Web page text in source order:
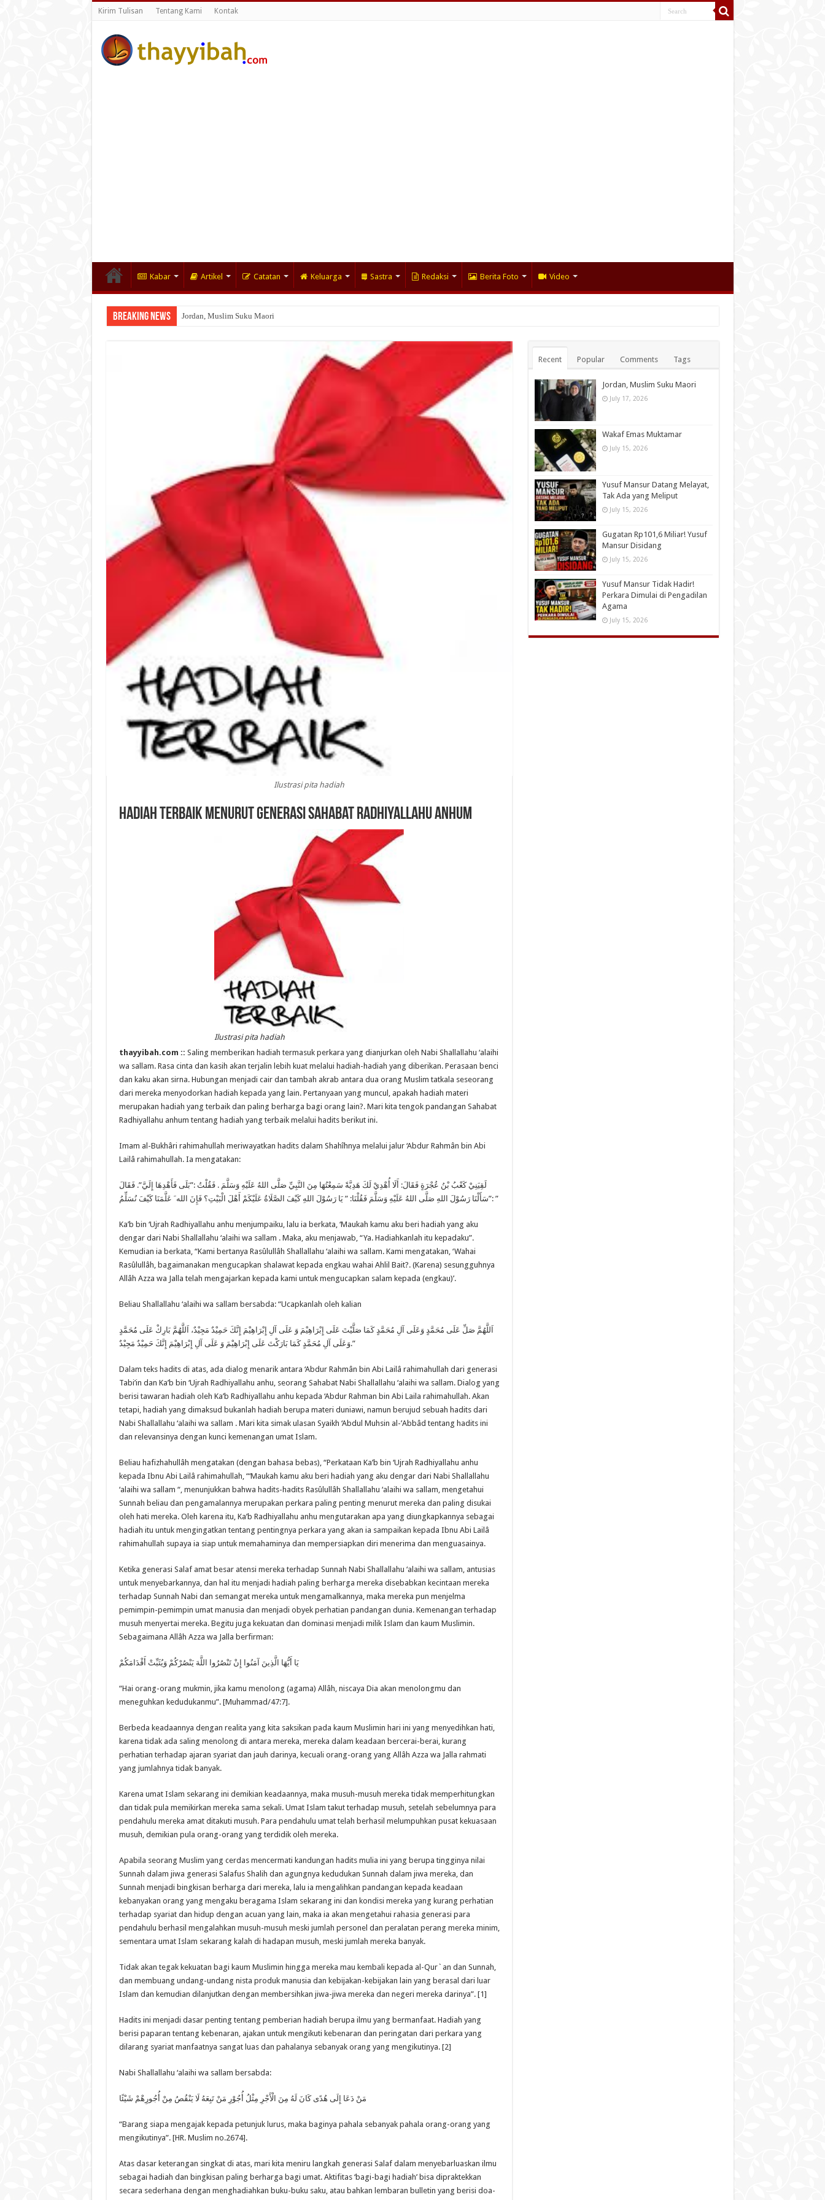
Kirim Tulisan Tentang Kami Kontak
Kabar Artikel Catatan Keluarga Sastra Redaksi Berita Foto Video
Breaking News Jordan, Muslim Suku Maori
Ilustrasi pita hadiah
Hadiah Terbaik Menurut Generasi Sahabat Radhiyallahu Anhum
Ilustrasi pita hadiah
thayyibah.com :: Saling memberikan hadiah termasuk perkara yang dianjurkan oleh Nabi Shallallahu ‘alaihi
wa sallam. Rasa cinta dan kasih akan terjalin lebih kuat melalui hadiah-hadiah yang diberikan. Perasaan benci
dan kaku akan sirna. Hubungan menjadi cair dan tambah akrab antara dua orang Muslim tatkala seseorang
dari mereka menyodorkan hadiah kepada yang lain. Pertanyaan yang muncul, apakah hadiah materi
merupakan hadiah yang terbaik dan paling berharga bagi orang lain?. Mari kita tengok pandangan Sahabat
Radhiyallahu anhum tentang hadiah yang terbaik melalui hadits berikut ini.
Imam al-Bukhâri rahimahullah meriwayatkan hadits dalam Shahîhnya melalui jalur ‘Abdur Rahmân bin Abi
Lailâ rahimahullah. Ia mengatakan:
لَقِيَنِيْ كَعْبُ بْنُ عُجْرَةٍ فَقَالَ: أَلَا أُهْدِيْ لَكَ هَدِيَّةً سَمِعْتُهَا مِنَ النَّبِيِّ صَلَّى اللهُ عَلَيْهِ وَسَلَّمَ . فَقُلْتُ :”بَلَى فَأَهْدِهَا إِلَيَّ”. فَقَالَ
:”سَأَلْنَا رَسُوْلَ اللهِ صَلَّى اللهُ عَلَيْهِ وَسَلَّمَ فَقُلْنَا: ” يَا رَسُوْلَ اللهِ كَيْفَ الصَّلَاةُ عَلَيْكَمْ أَهْلَ الْبَيْتِ؟ فَإِنَ الله َ عَلَّمَنَا كَيْفَ نُسَلِّمُ ”
Ka’b bin ‘Ujrah Radhiyallahu anhu menjumpaiku, lalu ia berkata, ‘Maukah kamu aku beri hadiah yang aku
dengar dari Nabi Shallallahu ‘alaihi wa sallam . Maka, aku menjawab, “Ya. Hadiahkanlah itu kepadaku”.
Kemudian ia berkata, “Kami bertanya Rasûlullâh Shallallahu ‘alaihi wa sallam. Kami mengatakan, ‘Wahai
Rasûlullâh, bagaimanakan mengucapkan shalawat kepada engkau wahai Ahlil Bait?. (Karena) sesungguhnya
Allâh Azza wa Jalla telah mengajarkan kepada kami untuk mengucapkan salam kepada (engkau)’.
Beliau Shallallahu ‘alaihi wa sallam bersabda: “Ucapkanlah oleh kalian
اَللَّهُمَّ صَلِّ عَلَى مُحَمَّدٍ وَعَلَى آلِ مُحَمَّدٍ كَمَا صَلَّيْتَ عَلَى إِبْرَاهِيْمَ وَ عَلَى آلِ إِبْرَاهِيْمَ إِنَّكَ حَمِيْدٌ مَجِيْدٌ، اَللَّهُمَّ بَارِكْ عَلَى مُحَمَّدٍ
وَعَلَى آلِ مُحَمَّدٍ كَمَا بَارَكْتَ عَلَى إِبْرَاهِيْمَ وَ عَلَى آلِ إِبْرَاهِيْمَ إِنَّكَ حَمِيْدٌ مَجِيْدٌ.”
Dalam teks hadits di atas, ada dialog menarik antara ‘Abdur Rahmân bin Abi Lailâ rahimahullah dari generasi
Tabi’in dan Ka’b bin ‘Ujrah Radhiyallahu anhu, seorang Sahabat Nabi Shallallahu ‘alaihi wa sallam. Dialog yang
berisi tawaran hadiah oleh Ka’b Radhiyallahu anhu kepada ‘Abdur Rahman bin Abi Laila rahimahullah. Akan
tetapi, hadiah yang dimaksud bukanlah hadiah berupa materi duniawi, namun berujud sebuah hadits dari
Nabi Shallallahu ‘alaihi wa sallam . Mari kita simak ulasan Syaikh ‘Abdul Muhsin al-’Abbâd tentang hadits ini
dan relevansinya dengan kunci kemenangan umat Islam.
Beliau hafizhahullâh mengatakan (dengan bahasa bebas), “Perkataan Ka’b bin ‘Ujrah Radhiyallahu anhu
kepada Ibnu Abi Lailâ rahimahullah, “‘Maukah kamu aku beri hadiah yang aku dengar dari Nabi Shallallahu
‘alaihi wa sallam “, menunjukkan bahwa hadits-hadits Rasûlullâh Shallallahu ‘alaihi wa sallam, mengetahui
Sunnah beliau dan pengamalannya merupakan perkara paling penting menurut mereka dan paling disukai
oleh hati mereka. Oleh karena itu, Ka’b Radhiyallahu anhu mengutarakan apa yang diungkapkannya sebagai
hadiah itu untuk mengingatkan tentang pentingnya perkara yang akan ia sampaikan kepada Ibnu Abi Lailâ
rahimahullah supaya ia siap untuk memahaminya dan mempersiapkan diri menerima dan menguasainya.
Ketika generasi Salaf amat besar atensi mereka terhadap Sunnah Nabi Shallallahu ‘alaihi wa sallam, antusias
untuk menyebarkannya, dan hal itu menjadi hadiah paling berharga mereka disebabkan kecintaan mereka
terhadap Sunnah Nabi dan semangat mereka untuk mengamalkannya, maka mereka pun menjelma
pemimpin-pemimpin umat manusia dan menjadi obyek perhatian pandangan dunia. Kemenangan terhadap
musuh menyertai mereka. Begitu juga kekuatan dan dominasi menjadi milik Islam dan kaum Muslimin.
Sebagaimana Allâh Azza wa Jalla berfirman:
يَا أَيُّهَا الَّذِينَ آمَنُوا إِنْ تَنْصُرُوا اللَّهَ يَنْصُرْكُمْ وَيُثَبِّتْ أَقْدَامَكُمْ
“Hai orang-orang mukmin, jika kamu menolong (agama) Allâh, niscaya Dia akan menolongmu dan
meneguhkan kedudukanmu”. [Muhammad/47:7].
Berbeda keadaannya dengan realita yang kita saksikan pada kaum Muslimin hari ini yang menyedihkan hati,
karena tidak ada saling menolong di antara mereka, mereka dalam keadaan bercerai-berai, kurang
perhatian terhadap ajaran syariat dan jauh darinya, kecuali orang-orang yang Allâh Azza wa Jalla rahmati
yang jumlahnya tidak banyak.
Karena umat Islam sekarang ini demikian keadaannya, maka musuh-musuh mereka tidak memperhitungkan
dan tidak pula memikirkan mereka sama sekali. Umat Islam takut terhadap musuh, setelah sebelumnya para
pendahulu mereka amat ditakuti musuh. Para pendahulu umat telah berhasil melumpuhkan pusat kekuasaan
musuh, demikian pula orang-orang yang terdidik oleh mereka.
Apabila seorang Muslim yang cerdas mencermati kandungan hadits mulia ini yang berupa tingginya nilai
Sunnah dalam jiwa generasi Salafus Shalih dan agungnya kedudukan Sunnah dalam jiwa mereka, dan
Sunnah menjadi bingkisan berharga dari mereka, lalu ia mengalihkan pandangan kepada keadaan
kebanyakan orang yang mengaku beragama Islam sekarang ini dan kondisi mereka yang kurang perhatian
terhadap syariat dan hidup dengan acuan yang lain, maka ia akan mengetahui rahasia generasi para
pendahulu berhasil mengalahkan musuh-musuh meski jumlah personel dan peralatan perang mereka minim,
sementara umat Islam sekarang kalah di hadapan musuh, meski jumlah mereka banyak.
Tidak akan tegak kekuatan bagi kaum Muslimin hingga mereka mau kembali kepada al-Qur`an dan Sunnah,
dan membuang undang-undang nista produk manusia dan kebijakan-kebijakan lain yang berasal dari luar
Islam dan kemudian dilanjutkan dengan membersihkan jiwa-jiwa mereka dan negeri mereka darinya”. [1]
Hadits ini menjadi dasar penting tentang pemberian hadiah berupa ilmu yang bermanfaat. Hadiah yang
berisi paparan tentang kebenaran, ajakan untuk mengikuti kebenaran dan peringatan dari perkara yang
dilarang syariat manfaatnya sangat luas dan pahalanya sebanyak orang yang mengikutinya. [2]
Nabi Shallallahu ‘alaihi wa sallam bersabda:
مَنْ دَعَا إِلَى هُدًى كَانَ لَهُ مِنَ الْأَجْرِ مِثْلُ أُجُوْرِ مَنْ تَبِعَهُ لَا يَنْقُصُ مِنْ أُجُورِهْمْ شَيْئًا
“Barang siapa mengajak kepada petunjuk lurus, maka baginya pahala sebanyak pahala orang-orang yang
mengikutinya”. [HR. Muslim no.2674].
Atas dasar keterangan singkat di atas, mari kita meniru langkah generasi Salaf dalam menyebarluaskan ilmu
sebagai hadiah dan bingkisan paling berharga bagi umat. Aktifitas ‘bagi-bagi hadiah’ bisa dipraktekkan
secara sederhana dengan menghadiahkan buku-buku saku, atau bahkan lembaran bulletin yang berisi doa-
Recent Popular Comments Tags
Jordan, Muslim Suku Maori
July 17, 2026
Wakaf Emas Muktamar
July 15, 2026
Yusuf Mansur Datang Melayat,
Tak Ada yang Meliput
July 15, 2026
Gugatan Rp101,6 Miliar! Yusuf
Mansur Disidang
July 15, 2026
Yusuf Mansur Tidak Hadir!
Perkara Dimulai di Pengadilan
Agama
July 15, 2026